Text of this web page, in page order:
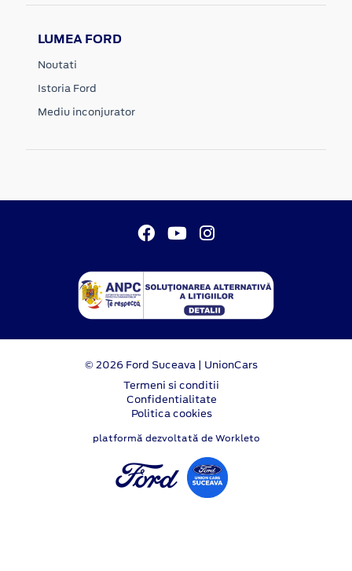
LUMEA FORD
Noutati
Istoria Ford
Mediu inconjurator
© 2026 Ford Suceava | UnionCars
Termeni si conditii
Confidentialitate
Politica cookies
platformă dezvoltată de Workleto